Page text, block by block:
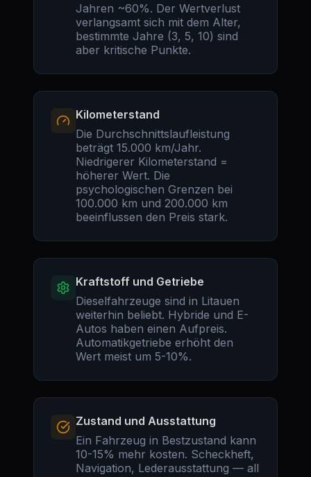
Jahren ~60%. Der Wertverlust
verlangsamt sich mit dem Alter,
bestimmte Jahre (3, 5, 10) sind
aber kritische Punkte.
Kilometerstand
Die Durchschnittslaufleistung
beträgt 15.000 km/Jahr.
Niedrigerer Kilometerstand =
höherer Wert. Die
psychologischen Grenzen bei
100.000 km und 200.000 km
beeinflussen den Preis stark.
Kraftstoff und Getriebe
Dieselfahrzeuge sind in Litauen
weiterhin beliebt. Hybride und E-
Autos haben einen Aufpreis.
Automatikgetriebe erhöht den
Wert meist um 5-10%.
Zustand und Ausstattung
Ein Fahrzeug in Bestzustand kann
10-15% mehr kosten. Scheckheft,
Navigation, Lederausstattung — all